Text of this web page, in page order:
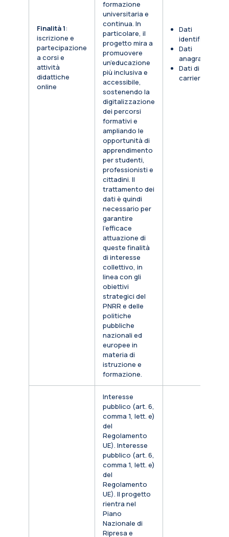
Finalità 1:
iscrizione e
partecipazione
a corsi e
attività
didattiche
online
formazione
universitaria e
continua. In
particolare, il
progetto mira a
promuovere
un’educazione
più inclusiva e
accessibile,
sostenendo la
digitalizzazione
dei percorsi
formativi e
ampliando le
opportunità di
apprendimento
per studenti,
professionisti e
cittadini. Il
trattamento dei
dati è quindi
necessario per
garantire
l’efficace
attuazione di
queste finalità
di interesse
collettivo, in
linea con gli
obiettivi
strategici del
PNRR e delle
politiche
pubbliche
nazionali ed
europee in
materia di
istruzione e
formazione.
Dati
identificativi
Dati
anagrafici
Dati di
carriera
Interesse
pubblico (art. 6,
comma 1, lett. e)
del
Regolamento
UE). Interesse
pubblico (art. 6,
comma 1, lett. e)
del
Regolamento
UE). Il progetto
rientra nel
Piano
Nazionale di
Ripresa e